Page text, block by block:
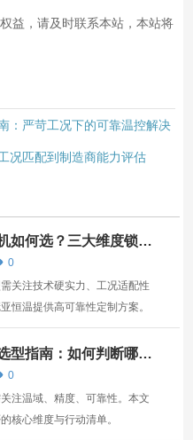
益，请及时联系本站，本站将
：严苛工况下的可靠温控解决
况匹配到制造商能力评估
如何选？三大维度锁定
0
关注技术硬实力、工况适配性
恒温提供高可靠性定制方案。
型指南：如何判断哪家
0
注温域、精度、可靠性。本文
核心维度与行动清单。